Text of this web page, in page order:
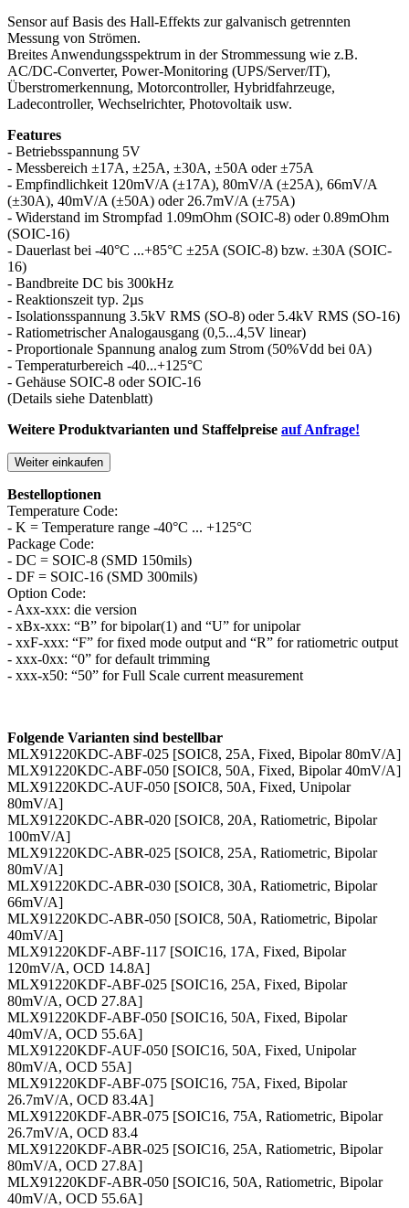
Sensor auf Basis des Hall-Effekts zur galvanisch getrennten
Messung von Strömen.
Breites Anwendungsspektrum in der Strommessung wie z.B.
AC/DC-Converter, Power-Monitoring (UPS/Server/IT),
Überstromerkennung, Motorcontroller, Hybridfahrzeuge,
Ladecontroller, Wechselrichter, Photovoltaik usw.
Features
- Betriebsspannung 5V
- Messbereich ±17A, ±25A, ±30A, ±50A oder ±75A
- Empfindlichkeit 120mV/A (±17A), 80mV/A (±25A), 66mV/A
(±30A), 40mV/A (±50A) oder 26.7mV/A (±75A)
- Widerstand im Strompfad 1.09mOhm (SOIC-8) oder 0.89mOhm
(SOIC-16)
- Dauerlast bei -40°C ...+85°C ±25A (SOIC-8) bzw. ±30A (SOIC-
16)
- Bandbreite DC bis 300kHz
- Reaktionszeit typ. 2µs
- Isolationsspannung 3.5kV RMS (SO-8) oder 5.4kV RMS (SO-16)
- Ratiometrischer Analogausgang (0,5...4,5V linear)
- Proportionale Spannung analog zum Strom (50%Vdd bei 0A)
- Temperaturbereich -40...+125°C
- Gehäuse SOIC-8 oder SOIC-16
(Details siehe Datenblatt)
Weitere Produktvarianten und Staffelpreise auf Anfrage!
Weiter einkaufen
Bestelloptionen
Temperature Code:
- K = Temperature range -40°C ... +125°C
Package Code:
- DC = SOIC-8 (SMD 150mils)
- DF = SOIC-16 (SMD 300mils)
Option Code:
- Axx-xxx: die version
- xBx-xxx: “B” for bipolar(1) and “U” for unipolar
- xxF-xxx: “F” for fixed mode output and “R” for ratiometric output
- xxx-0xx: “0” for default trimming
- xxx-x50: “50” for Full Scale current measurement
Folgende Varianten sind bestellbar
MLX91220KDC-ABF-025 [SOIC8, 25A, Fixed, Bipolar 80mV/A]
MLX91220KDC-ABF-050 [SOIC8, 50A, Fixed, Bipolar 40mV/A]
MLX91220KDC-AUF-050 [SOIC8, 50A, Fixed, Unipolar
80mV/A]
MLX91220KDC-ABR-020 [SOIC8, 20A, Ratiometric, Bipolar
100mV/A]
MLX91220KDC-ABR-025 [SOIC8, 25A, Ratiometric, Bipolar
80mV/A]
MLX91220KDC-ABR-030 [SOIC8, 30A, Ratiometric, Bipolar
66mV/A]
MLX91220KDC-ABR-050 [SOIC8, 50A, Ratiometric, Bipolar
40mV/A]
MLX91220KDF-ABF-117 [SOIC16, 17A, Fixed, Bipolar
120mV/A, OCD 14.8A]
MLX91220KDF-ABF-025 [SOIC16, 25A, Fixed, Bipolar
80mV/A, OCD 27.8A]
MLX91220KDF-ABF-050 [SOIC16, 50A, Fixed, Bipolar
40mV/A, OCD 55.6A]
MLX91220KDF-AUF-050 [SOIC16, 50A, Fixed, Unipolar
80mV/A, OCD 55A]
MLX91220KDF-ABF-075 [SOIC16, 75A, Fixed, Bipolar
26.7mV/A, OCD 83.4A]
MLX91220KDF-ABR-075 [SOIC16, 75A, Ratiometric, Bipolar
26.7mV/A, OCD 83.4
MLX91220KDF-ABR-025 [SOIC16, 25A, Ratiometric, Bipolar
80mV/A, OCD 27.8A]
MLX91220KDF-ABR-050 [SOIC16, 50A, Ratiometric, Bipolar
40mV/A, OCD 55.6A]